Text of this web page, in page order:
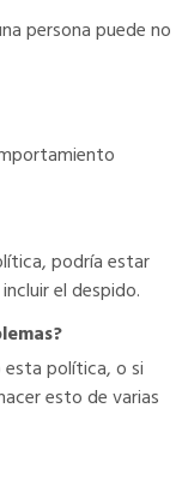
persona puede no
podría estar
el despido.
política, o si
esto de varias